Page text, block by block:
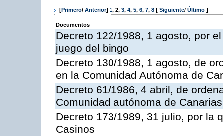
[Primero/ Anterior] 1, 2, 3, 4, 5, 6, 7, 8 [ Siguiente/ Último ]
Documentos
Decreto 122/1988, 1 agosto, por
juego del bingo
Decreto 130/1988, 1 agosto, de
en la Comunidad Autónoma de
Decreto 61/1986, 4 abril, de
Comunidad autónoma de Canarias
Decreto 173/1989, 31 julio, por la
Casinos